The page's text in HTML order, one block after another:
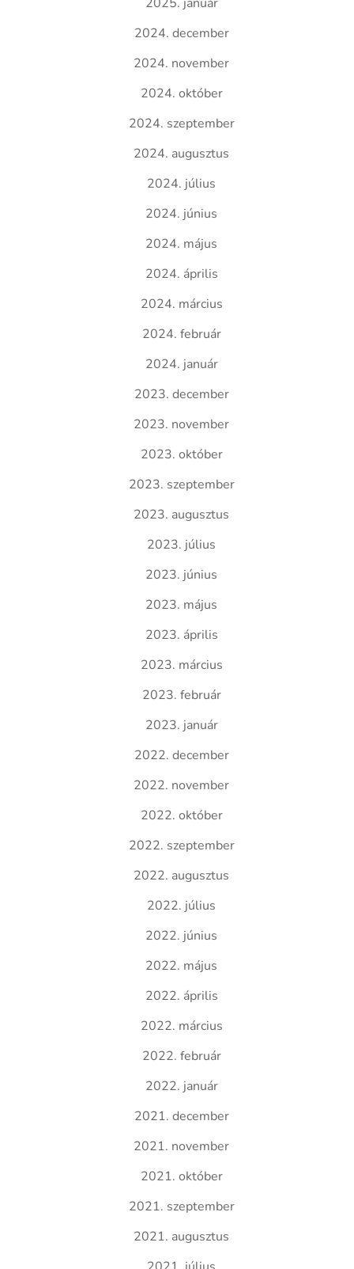
2024. december
2024. november
2024. október
2024. szeptember
2024. augusztus
2024. július
2024. június
2024. május
2024. április
2024. március
2024. február
2024. január
2023. december
2023. november
2023. október
2023. szeptember
2023. augusztus
2023. július
2023. június
2023. május
2023. április
2023. március
2023. február
2023. január
2022. december
2022. november
2022. október
2022. szeptember
2022. augusztus
2022. július
2022. június
2022. május
2022. április
2022. március
2022. február
2022. január
2021. december
2021. november
2021. október
2021. szeptember
2021. augusztus